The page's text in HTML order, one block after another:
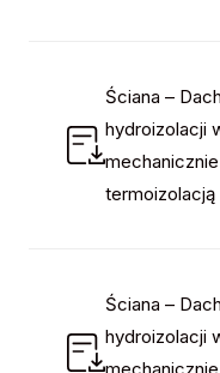
Ściana –
hydroizolacji
termoizolacją
Ściana –
hydroizolacji